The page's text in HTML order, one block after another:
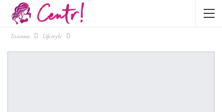
Головна Lifestyle